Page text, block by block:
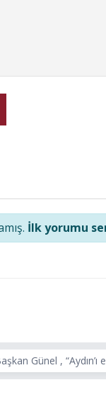
İlk yorumu
Günel ,